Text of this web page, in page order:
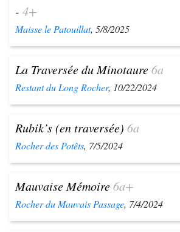
- 4+
Maisse le Patouillat, 5/8/2025
La Traversée du Minotaure6a
Restant du Long Rocher, 10/22/2024
Rubik’s (en traversée) 6a
Rocher des Potêts, 7/5/2024
Mauvaise Mémoire6a+
Rocher du Mauvais Passage, 7/4/2024